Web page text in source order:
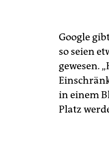
Google
so seien
gewesen.
in einem
Platz